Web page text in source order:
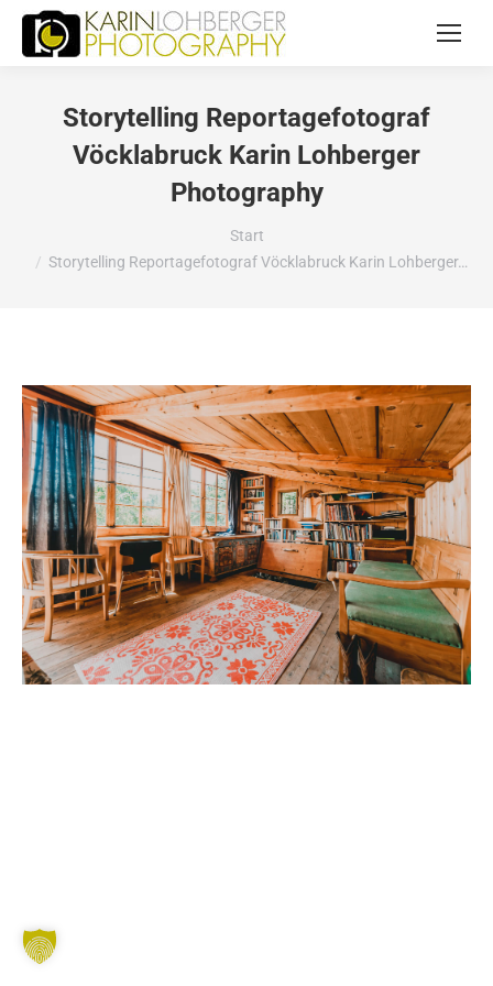
Storytelling Reportagefotograf
Vöcklabruck Karin Lohberger
Photography
Start
Storytelling Reportagefotograf Vöcklabruck Karin Lohberger…